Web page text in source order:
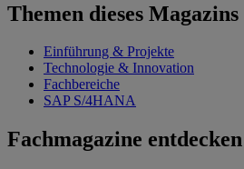
Themen dieses Magazins
Einführung & Projekte
Technologie & Innovation
Fachbereiche
SAP S/4HANA
Fachmagazine entdecken